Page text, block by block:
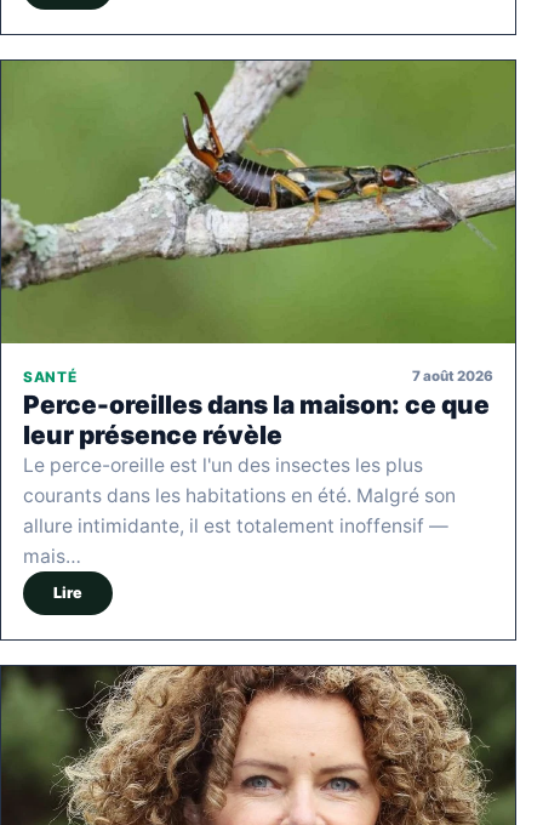
SANTÉ 7 août 2026
Perce-oreilles dans la maison: ce que
leur présence révèle
Le perce-oreille est l'un des insectes les plus
courants dans les habitations en été. Malgré son
allure intimidante, il est totalement inoffensif —
mais…
Lire